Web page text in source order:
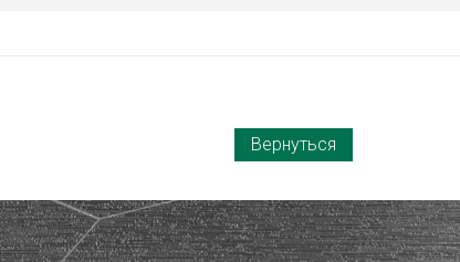
Вернуться